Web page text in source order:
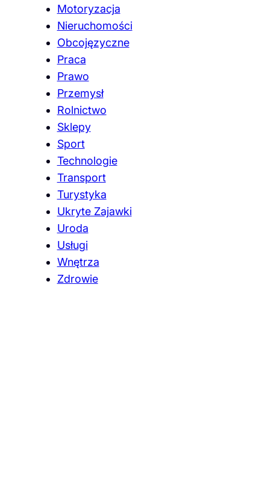
Motoryzacja
Nieruchomości
Obcojęzyczne
Praca
Prawo
Przemysł
Rolnictwo
Sklepy
Sport
Technologie
Transport
Turystyka
Ukryte Zajawki
Uroda
Usługi
Wnętrza
Zdrowie